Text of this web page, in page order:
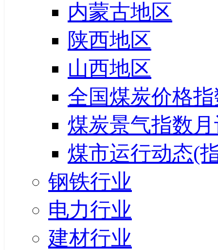
内蒙古地区
陕西地区
山西地区
全国煤炭价格
煤炭景气指数
煤市运行动态(
钢铁行业
电力行业
建材行业